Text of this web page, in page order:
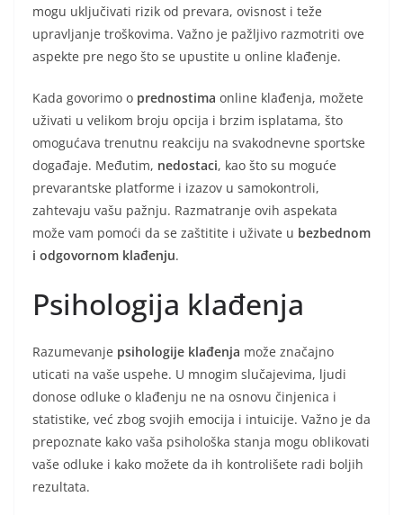
mogu uključivati rizik od prevara, ovisnost i teže
upravljanje troškovima. Važno je pažljivo razmotriti ove
aspekte pre nego što se upustite u online klađenje.
Kada govorimo o prednostima online klađenja, možete
uživati u velikom broju opcija i brzim isplatama, što
omogućava trenutnu reakciju na svakodnevne sportske
događaje. Međutim, nedostaci, kao što su moguće
prevarantske platforme i izazov u samokontroli,
zahtevaju vašu pažnju. Razmatranje ovih aspekata
može vam pomoći da se zaštitite i uživate u bezbednom
i odgovornom klađenju.
Psihologija klađenja
Razumevanje psihologije klađenja može značajno
uticati na vaše uspehe. U mnogim slučajevima, ljudi
donose odluke o klađenju ne na osnovu činjenica i
statistike, već zbog svojih emocija i intuicije. Važno je da
prepoznate kako vaša psihološka stanja mogu oblikovati
vaše odluke i kako možete da ih kontrolišete radi boljih
rezultata.